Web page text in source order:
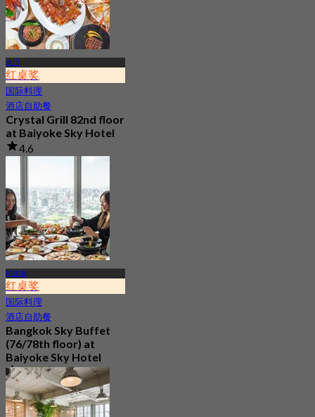
水门
红桌奖
国际料理
酒店自助餐
Crystal Grill 82nd floor
at Baiyoke Sky Hotel
4.6
帕亚泰
红桌奖
国际料理
酒店自助餐
Bangkok Sky Buffet
(76/78th floor) at
Baiyoke Sky Hotel
4.4
25.9K 已预订
起฿ 380